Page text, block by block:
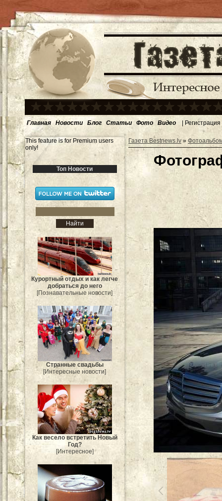
Главная Новости Блог Статьи Фото Видео | Регистрация
This feature is for Premium users
only!
Топ Новости
Курортный отдых и как легче
добраться до него
[Познавательные новости]
Странные свадьбы
[Интересные новости]
Как весело встретить Новый
Год?
[Интересное]
Газета Bestnews.lv»